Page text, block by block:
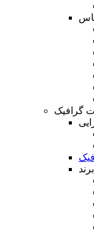
گرافیک